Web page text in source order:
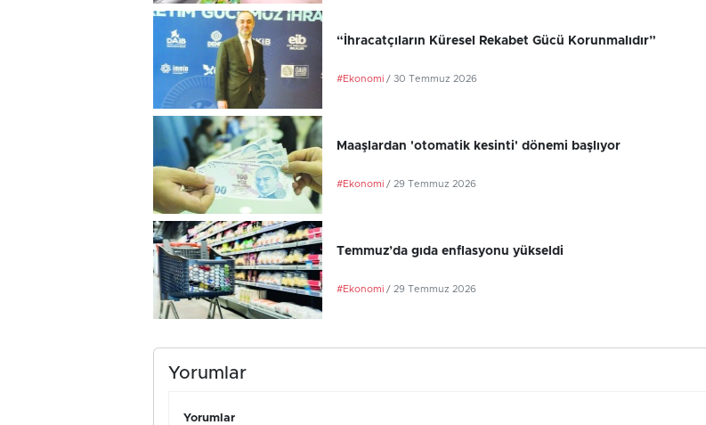
“İhracatçıların Küresel Rekabet Gücü Korunmalıdır”
#Ekonomi / 30 Temmuz 2026
Maaşlardan 'otomatik kesinti' dönemi başlıyor
#Ekonomi / 29 Temmuz 2026
Temmuz’da gıda enflasyonu yükseldi
#Ekonomi / 29 Temmuz 2026
Yorumlar
Yorumlar